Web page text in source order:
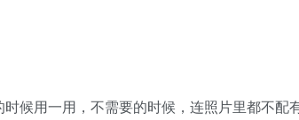
候用一用，不需要的时候，连照片里都不配